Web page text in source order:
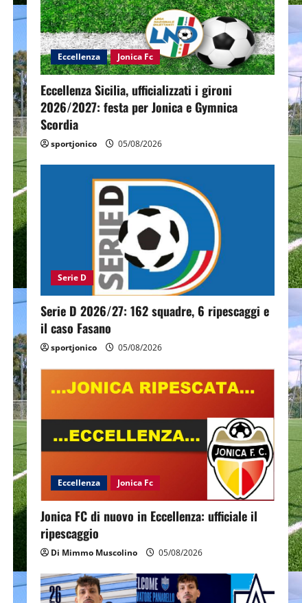
Eccellenza Jonica Fc
Eccellenza Sicilia, ufficializzati i gironi
2026/2027: festa per Jonica e Gymnica
Scordia
sportjonico 05/08/2026
Serie D
Serie D 2026/27: 162 squadre, 6 ripescaggi e
il caso Fasano
sportjonico 05/08/2026
Eccellenza Jonica Fc
Jonica FC di nuovo in Eccellenza: ufficiale il
ripescaggio
Di Mimmo Muscolino 05/08/2026